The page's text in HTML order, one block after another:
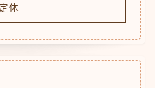
休